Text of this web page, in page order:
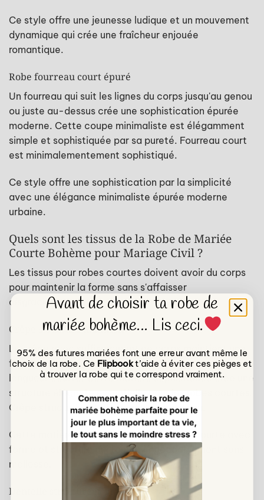
Ce style offre une jeunesse ludique et un mouvement
dynamique qui crée une fraîcheur enjouée
romantique.
Robe fourreau court épuré
Un fourreau qui suit les lignes du corps jusqu'au genou
ou juste au-dessus crée une sophistication épurée
moderne. Cette coupe minimaliste est élégamment
simple et sophistiquée par sa pureté. Fourreau court
est minimalementement sophistiqué.
Ce style offre une sophistication par la simplicité
avec une élégance minimaliste épurée moderne
urbaine.
Quels sont les tissus de la Robe de Mariée
Courte Bohème pour Mariage Civil ?
Les tissus pour robes courtes doivent avoir du corps
pour maintenir la forme sans s'affaisser
disgracieusement.
Crêpe structuré maintien
Le crêpe avec suffisamment de corps maintient une
forme définie qui ne pend pas mollement sur une
longueur courte. Cette matière sophistiquée crée une
structure élégante essentielle pour les robes courtes.
Crêpe structuré est élégamment maintenu.
Cette matière permet de créer une robe courte avec
forme et structure qui tombe impeccablement sans
mollesse.
Dentelle structurée corps
Avant de choisir ta robe de
mariée bohème... Lis ceci.
95% des futures mariées font une erreur avant même le
choix de la robe. Ce Flipbookt’aide à éviter ces pièges et
à trouver la robe qui te correspond vraiment.